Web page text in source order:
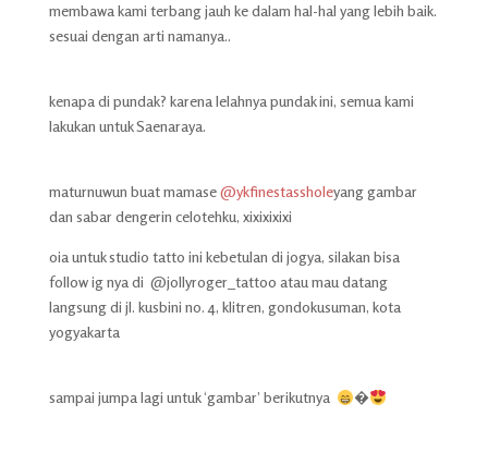
membawa kami terbang jauh ke dalam hal-hal yang lebih baik.
sesuai dengan arti namanya..
kenapa di pundak? karena lelahnya pundak ini, semua kami
lakukan untuk Saenaraya.
maturnuwun buat mamase@ykfinestassholeyang gambar
dan sabar dengerin celotehku, xixixixixi
oia untuk studio tatto ini kebetulan di jogya, silakan bisa
follow ig nya di @jollyroger_tattoo atau mau datang
langsung di jl. kusbini no. 4, klitren, gondokusuman, kota
yogyakarta
sampai jumpa lagi untuk ‘gambar’ berikutnya �